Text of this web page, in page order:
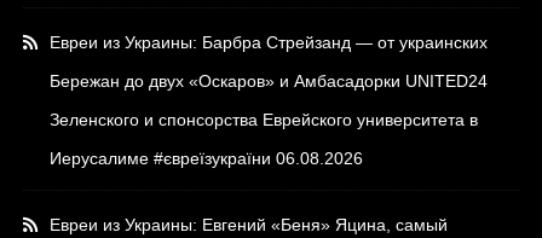
Евреи из Украины: Барбра Стрейзанд — от украинских
Бережан до двух «Оскаров» и Амбасадорки UNITED24
Зеленского и спонсорства Еврейского университета в
Иерусалиме #євреїзукраїни 06.08.2026
Евреи из Украины: Евгений «Беня» Яцина, самый